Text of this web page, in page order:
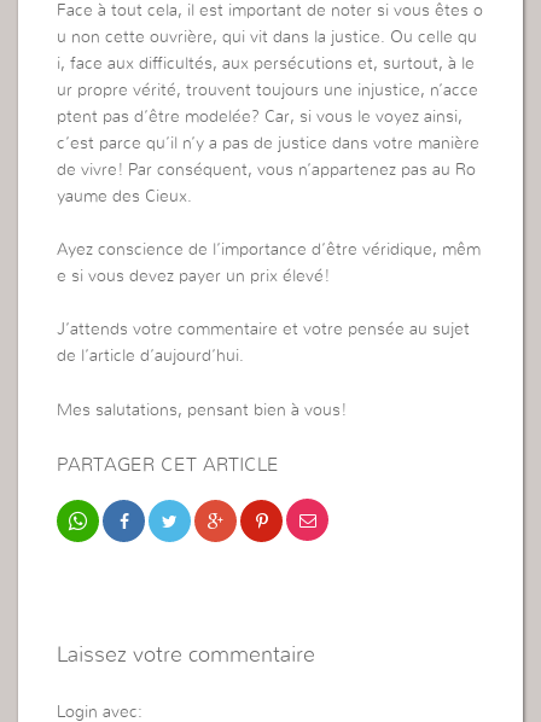
Face à tout cela, il est important de noter si vous êtes o
u non cette ouvrière, qui vit dans la justice. Ou celle qu
i, face aux difficultés, aux persécutions et, surtout, à le
ur propre vérité, trouvent toujours une injustice, n’acce
ptent pas d’être modelée? Car, si vous le voyez ainsi,
c’est parce qu’il n’y a pas de justice dans votre manière
de vivre! Par conséquent, vous n’appartenez pas au Ro
yaume des Cieux.
Ayez conscience de l’importance d’être véridique, mêm
e si vous devez payer un prix élevé!
J’attends votre commentaire et votre pensée au sujet
de l’article d’aujourd’hui.
Mes salutations, pensant bien à vous!
PARTAGER CET ARTICLE
Laissez votre commentaire
Login avec: